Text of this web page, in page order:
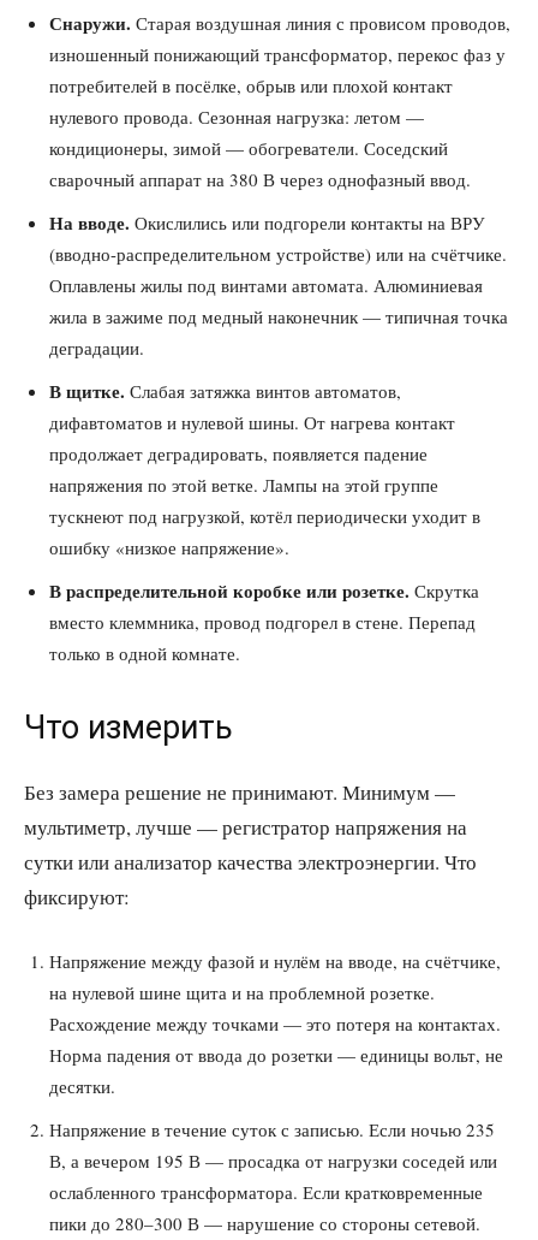
Снаружи. Старая воздушная линия с провисом проводов,
изношенный понижающий трансформатор, перекос фаз у
потребителей в посёлке, обрыв или плохой контакт
нулевого провода. Сезонная нагрузка: летом —
кондиционеры, зимой — обогреватели. Соседский
сварочный аппарат на 380 В через однофазный ввод.
На вводе. Окислились или подгорели контакты на ВРУ
(вводно-распределительном устройстве) или на счётчике.
Оплавлены жилы под винтами автомата. Алюминиевая
жила в зажиме под медный наконечник — типичная точка
деградации.
В щитке. Слабая затяжка винтов автоматов,
дифавтоматов и нулевой шины. От нагрева контакт
продолжает деградировать, появляется падение
напряжения по этой ветке. Лампы на этой группе
тускнеют под нагрузкой, котёл периодически уходит в
ошибку «низкое напряжение».
В распределительной коробке или розетке. Скрутка
вместо клеммника, провод подгорел в стене. Перепад
только в одной комнате.
Что измерить
Без замера решение не принимают. Минимум —
мультиметр, лучше — регистратор напряжения на
сутки или анализатор качества электроэнергии. Что
фиксируют:
Напряжение между фазой и нулём на вводе, на счётчике,
на нулевой шине щита и на проблемной розетке.
Расхождение между точками — это потеря на контактах.
Норма падения от ввода до розетки — единицы вольт, не
десятки.
Напряжение в течение суток с записью. Если ночью 235
В, а вечером 195 В — просадка от нагрузки соседей или
ослабленного трансформатора. Если кратковременные
пики до 280–300 В — нарушение со стороны сетевой.